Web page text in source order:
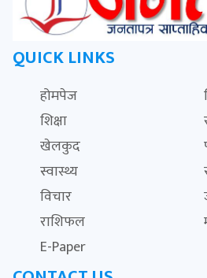
QUICK LINKS
होमपेज
शिक्षा
खेलकुद
स्वास्थ्य
विचार
राशिफल
E-Paper